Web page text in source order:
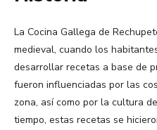
La Cocina Gallega de
medieval, cuando los
desarrollar recetas a base de
fueron influenciadas por las
zona, así como por la cultura
tiempo, estas recetas se